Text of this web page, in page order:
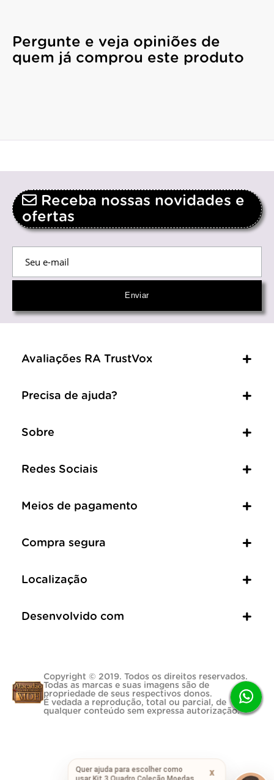
Pergunte e veja opiniões de
quem já comprou este produto
Receba nossas novidades e
ofertas
Avaliações RA TrustVox
Precisa de ajuda?
Sobre
Redes Sociais
Meios de pagamento
Compra segura
Localização
Desenvolvido com
Copyright © 2019. Todos os direitos reservados.
Todas as marcas e suas imagens são de
propriedade de seus respectivos donos.
É vedada a reprodução, total ou parcial, de
qualquer conteúdo sem expressa autorização.